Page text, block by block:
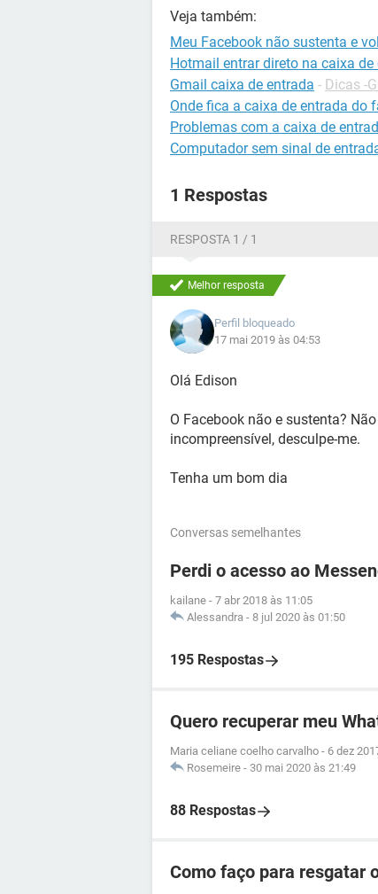
Veja também:
Meu Facebook não sustenta e
Hotmail entrar direto na caixa de
Gmail caixa de entrada - Dicas -
Onde fica a caixa de entrada do
Problemas com a caixa de
Computador sem sinal de
1 Respostas
RESPOSTA 1 / 1
Melhor resposta
Perfil bloqueado
17 mai 2019 às 04:53
Olá Edison
O Facebook não e sustenta?
incompreensível, desculpe-me.
Tenha um bom dia
Conversas semelhantes
Perdi o acesso ao
kailane - 7 abr 2018 às 11:05
Alessandra - 8 jul 2020 às 01:50
195 Respostas
Quero recuperar meu
Maria celiane coelho carvalho - 6 dez
Rosemeire - 30 mai 2020 às 21:49
88 Respostas
Como faço para resgatar